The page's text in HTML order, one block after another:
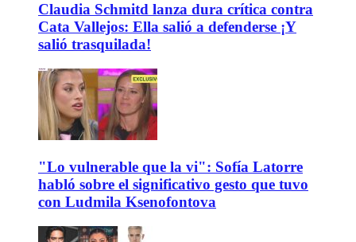
Claudia Schmitd lanza dura crítica contra
Cata Vallejos: Ella salió a defenderse ¡Y
salió trasquilada!
"Lo vulnerable que la vi": Sofía Latorre
habló sobre el significativo gesto que tuvo
con Ludmila Ksenofontova